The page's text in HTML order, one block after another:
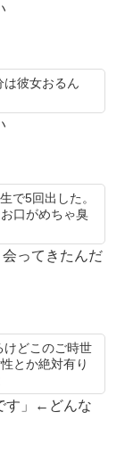
彼女おるん
で5回出した。
口がめちゃ臭
ってきたんだ
けどこのご時世
とか絶対有り
す」←どんな